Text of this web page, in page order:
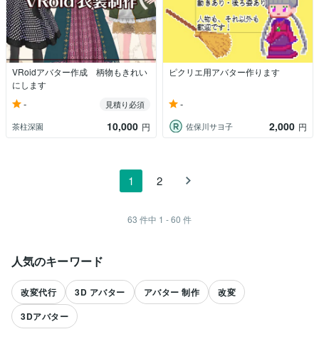
VRoidアバター作成 柄物もきれい
にします
-
見積り必須
茶柱深園
10,000 円
ピクリエ用アバター作ります
-
佐保川サヨ子 2,000 円
1 2
63 件中 1 - 60 件
人気のキーワード
改変代行 3D アバター アバター 制作
改変
3Dアバター